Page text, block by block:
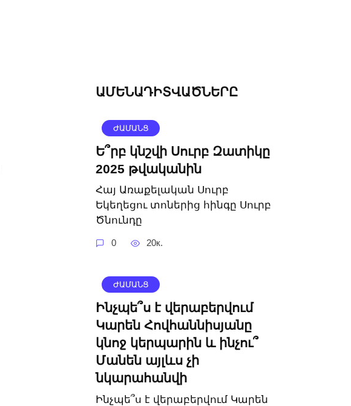
ԱՄԵՆԱԴԻՏՎԱԾՆԵՐԸ
ԺԱՄԱՆՑ
Ե՞րբ կնշվի Սուրբ Զատիկը
2025 թվականին
Հայ Առաքելական Սուրբ
Եկեղեցու տոներից հինգը Սուրբ
Ծնունդը
0 20к.
ԺԱՄԱՆՑ
Ինչպե՞ս է վերաբերվում
Կարեն Հովհաննիսյանը
կնոջ կերպարին և ինչու՞
Մանեն այլևս չի
նկարահանվի
Ինչպե՞ս է վերաբերվում Կարեն